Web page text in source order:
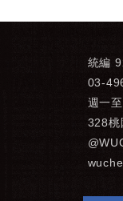
統編
03-
週一
328桃